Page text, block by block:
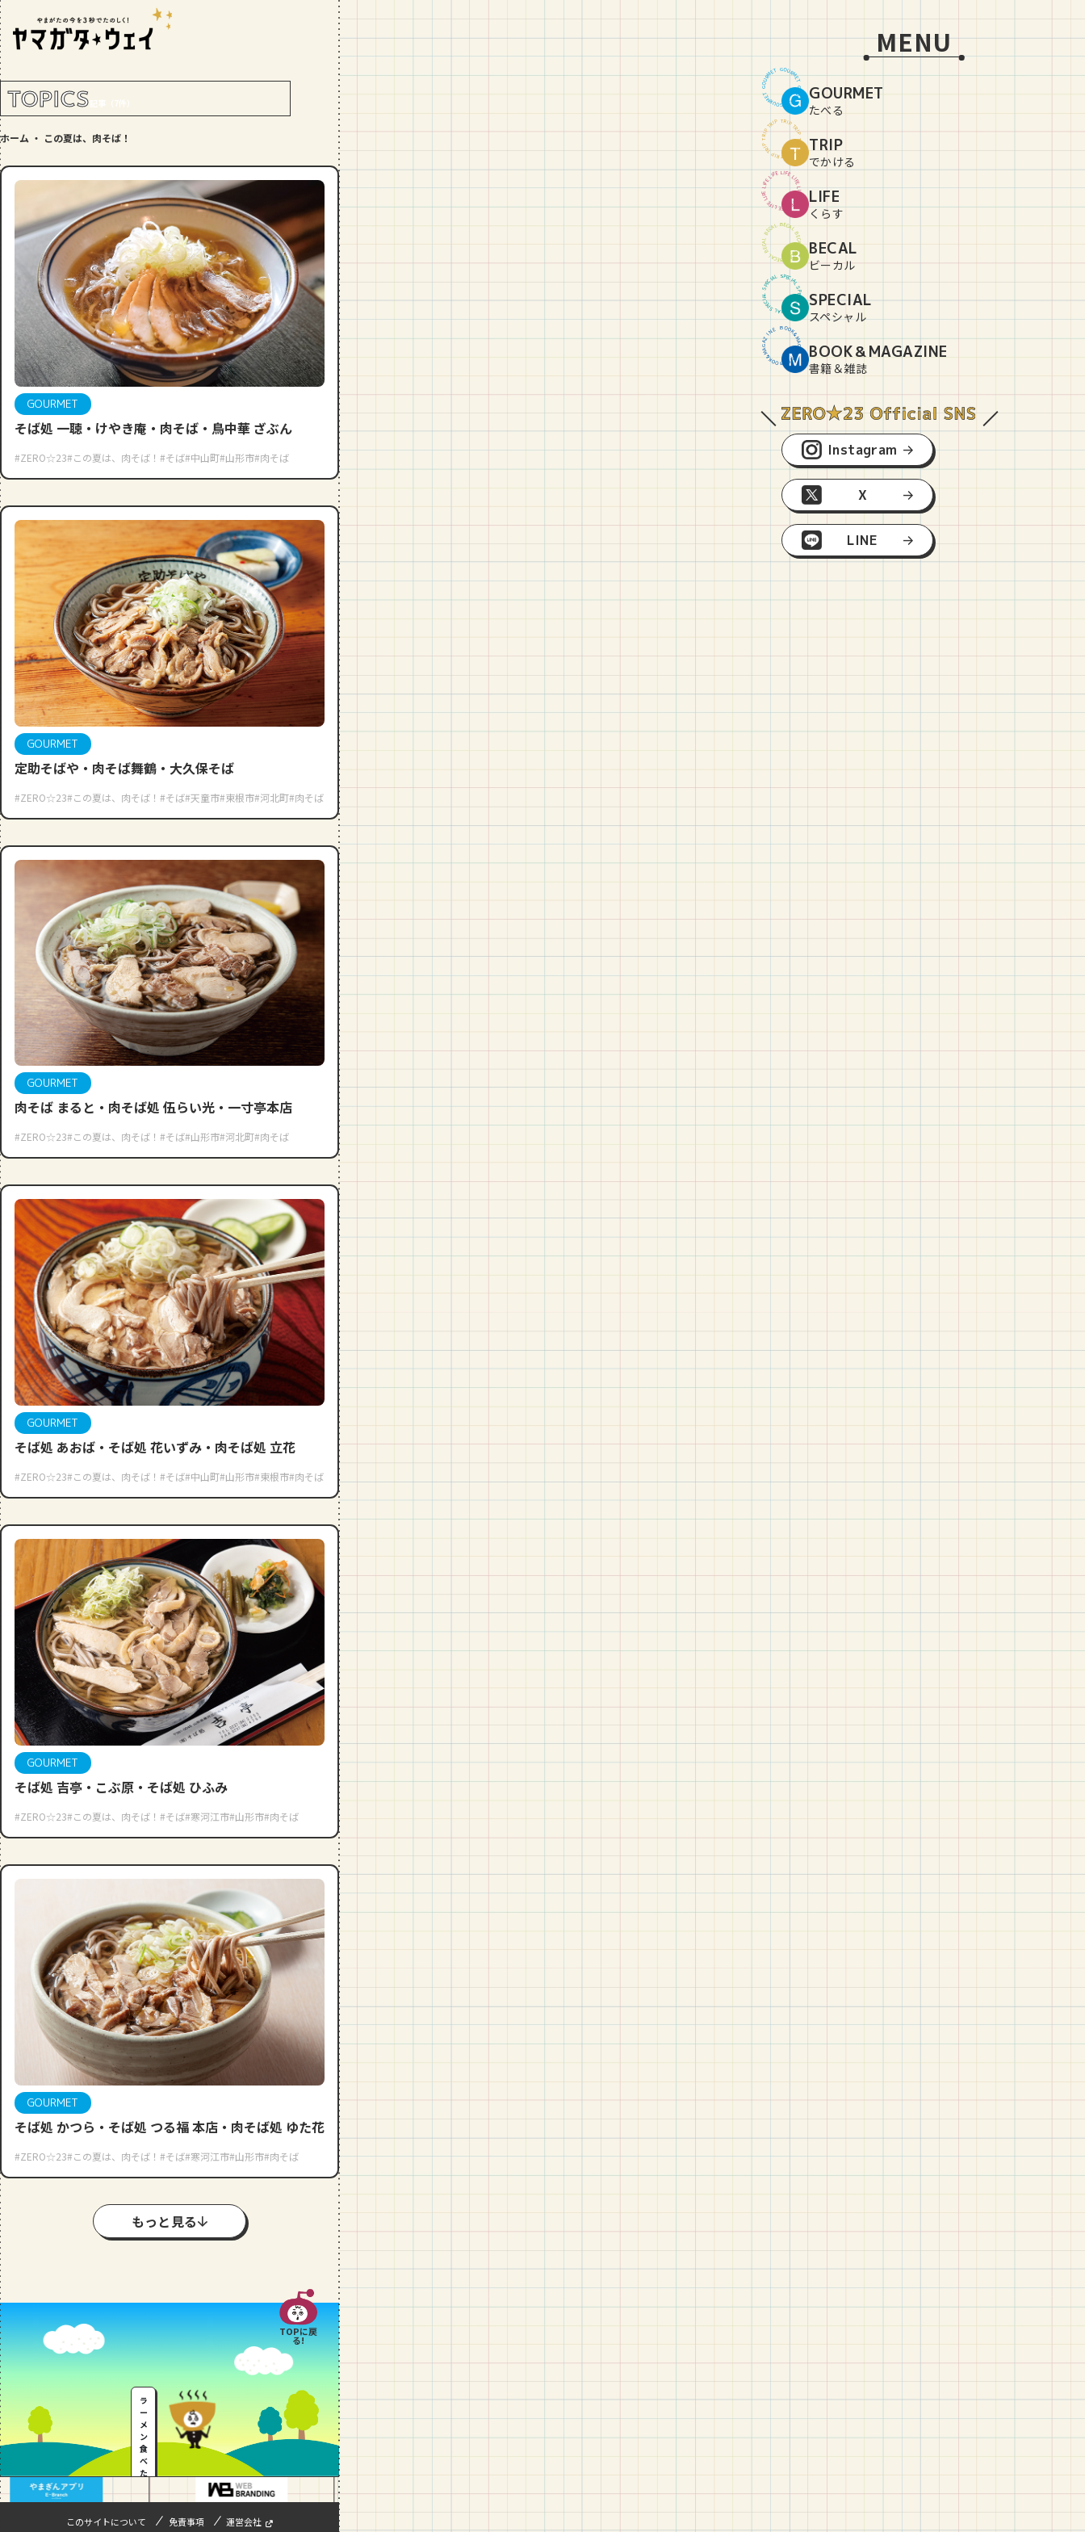
RANKING!
地元民が選ぶ山形県ラーメン人気店
GOURMET
おすすめ！山形のそば【23選】地元民
の人気ランキング付！～日刊ヤマガタ
ウェイが厳選
GOURMET
【お肉をやわらかくする方法10選】結
局何が効果的？～おすすめのお取り寄
せセットも！
TRIP
【写真付き】山寺の階段はきつい？階
段数や所要時間をご紹介！
山形のおすすめパン屋さん【26選】地
_vol.1
MENU
GOURME
T
G
O
U
R
M
E
T
G
O
U
R
M
E
T
G
O
U
RMET
GOURMET
たべる
TRIPT
RI
P
T
R
P
T
R
T
R
I
P
T
R
I
P
T
R
I
P
T
RIP
TRIP
でかける
LIFEL
IF
E
L
F
L
I
FE
F
E
L
I
F
E
L
I
F
E
L
IF
E
LIFE
LIFE
くらす
BECA
L
BE
C
A
L
B
E
C
A
B
E
C
A
L
B
E
C
A
L
BE
CAL
BECAL
ビーカル
SPECI
A
L
SP
E
C
A
L
S
P
CI
A
L
S
P
E
C
I
A
L
SP
E
CIAL
SPECIAL
スペシャル
BOOK
&M
A
G
A
Z
I
N
E
B
O
O
K
&
M
A
G
A
Z
I
NE
BOOK＆MAGAZINE
書籍＆雑誌
Instagram
X
LINE
TOPICS記事（7件）
ホーム ・ この夏は、肉そば！
GOURMET
そば処 一聴・けやき庵・肉そば・鳥中華 ざぶん
#ZERO☆23#この夏は、肉そば！ #そば#中山町#山形市#肉そば
GOURMET
定助そばや・肉そば舞鶴・大久保そば
#ZERO☆23#この夏は、肉そば！ #そば#天童市#東根市#河北町#肉そば
GOURMET
肉そば まると・肉そば処 伍らい光・一寸亭本店
#ZERO☆23#この夏は、肉そば！ #そば#山形市#河北町#肉そば
GOURMET
そば処 あおば・そば処 花いずみ・肉そば処 立花
#ZERO☆23#この夏は、肉そば！ #そば#中山町#山形市#東根市#肉そば
GOURMET
そば処 吉亭・こぶ原・そば処 ひふみ
#ZERO☆23#この夏は、肉そば！ #そば#寒河江市#山形市#肉そば
GOURMET
そば処 かつら・そば処 つる福 本店・肉そば処 ゆた花
#ZERO☆23#この夏は、肉そば！ #そば#寒河江市#山形市#肉そば
もっと見る
TOPに戻
る!
ラ
ー
メ
ン
食
べ
た
…
このサイトについて 免責事項 運営会社